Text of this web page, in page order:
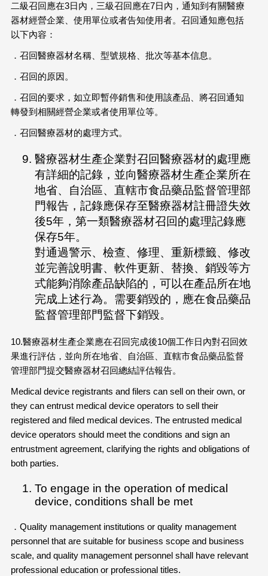
二級召回應在3日內，三級召回應在7日內，通知到有關醫療
器材經營企業、使用單位或者告知使用者。召回通知應包括
以下內容：
．召回醫療器材名稱、型號規格、批次等基本信息。
．召回的原因。
．召回的要求，如立即暫停銷售和使用該產品、將召回通知
轉發到相關經營企業或者使用單位等。
．召回醫療器材的處理方式。
醫療器材生產企業對召回醫療器材的處理應
有詳細的記錄，並向醫療器材生產企業所在
地省、自治區、直轄市食品藥品監督管理部
門報告，記錄應保存至醫療器材註冊證失效
後5年，第一類醫療器材召回的處理記錄應
保存5年。
對通過警示、檢查、修理、重新標籤、修改
並完善說明書、軟件更新、替換、銷毀等方
式能夠消除產品缺陷的，可以在產品所在地
完成上述行為。需要銷毀的，應在食品藥品
監督管理部門監督下銷毀。
10.醫療器材生產企業應在召回完成後10個工作日內對召回效
果進行評估，並向所在地省、自治區、直轄市食品藥品監督
管理部門提交醫療器材召回總結評估報告。
Medical device registrants and filers can sell on their own, or
they can entrust medical device operators to sell their
registered and filed medical devices. The entrusted medical
device operators should meet the conditions and sign an
entrustment agreement, clarifying the rights and obligations of
both parties.
To engage in the operation of medical
device, conditions shall be met
．Quality management institutions or quality management
personnel that are suitable for business scope and business
scale, and quality management personnel shall have relevant
professional education or professional titles.